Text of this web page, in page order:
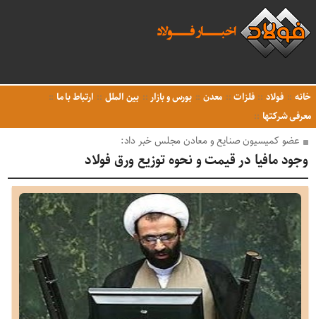
خانه فولاد فلزات معدن بورس و بازار بین الملل
ارتباط با ما
معرفی شرکتها
عضو کمیسیون صنایع و معادن مجلس خبر داد:
وجود مافیا در قیمت و نحوه توزیع ورق فولاد